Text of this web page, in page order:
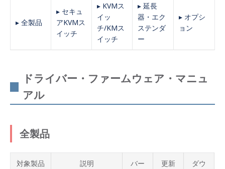
▸ 全製品
▸ セキュ
アKVMス
イッチ
▸ KVMス
イッ
チ/KMス
イッチ
▸ 延長
器・エク
ステンダ
ー
▸ オプシ
ョン
ドライバー・ファームウェア・マニュ
アル
全製品
対象製品 説明
バー
更新
ダウ